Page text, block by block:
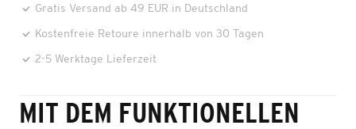
Gratis Versand ab 49 EUR in Deutschland
Kostenfreie Retoure innerhalb von 30 Tagen
2-5 Werktage Lieferzeit
MIT DEM FUNKTIONELLEN